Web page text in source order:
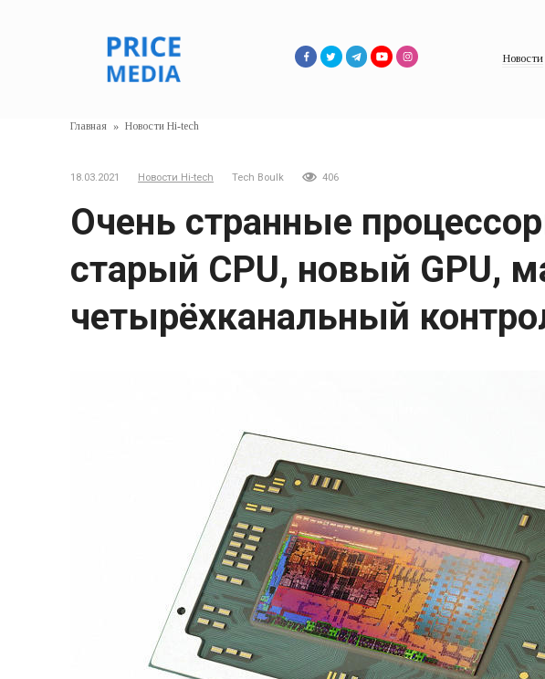
Новости
Главная » Новости Hi-tech
18.03.2021 Новости Hi-tech Tech Boulk 406
Очень странные
старый CPU, новый GPU,
четырёхканальный